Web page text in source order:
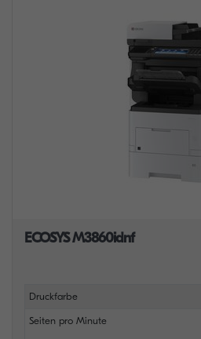
ECOSYS M3860idnf
Druckfarbe
Seiten pro Minute